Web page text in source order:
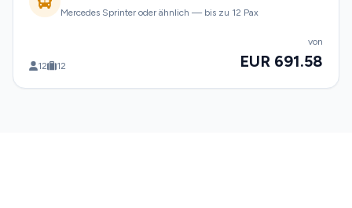
Mercedes Sprinter oder ähnlich — bis zu 12 Pax
12 12
von
EUR 691.58